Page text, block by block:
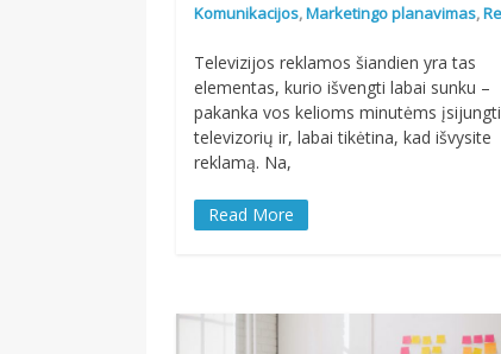
Komunikacijos,Marketingo planavimas,
Televizijos reklamos šiandien yra tas
elementas, kurio išvengti labai sunku –
pakanka vos kelioms minutėms įsijungti
televizorių ir, labai tikėtina, kad išvysite
reklamą. Na,
Read More